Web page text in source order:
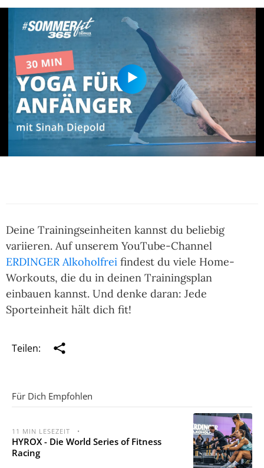
Deine Trainingseinheiten kannst du beliebig
variieren. Auf unserem YouTube-Channel
ERDINGER Alkoholfrei findest du viele Home-
Workouts, die du in deinen Trainingsplan
einbauen kannst. Und denke daran: Jede
Sporteinheit hält dich fit!
Teilen:
Für Dich Empfohlen
11 MIN LESEZEIT •
HYROX - Die World Series of Fitness
Racing